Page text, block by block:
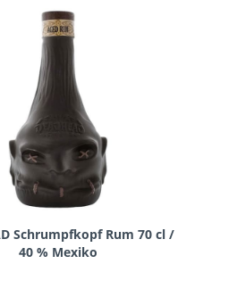
Schrumpfkopf Rum 70 cl /
40 % Mexiko